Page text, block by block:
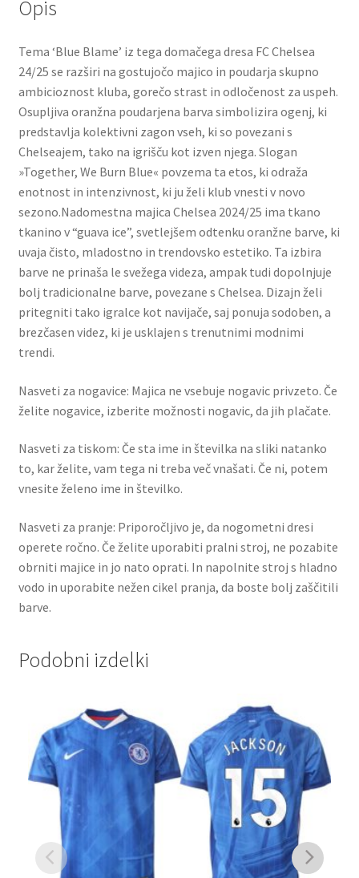
Opis
Tema ‘Blue Blame’ iz tega domačega dresa FC Chelsea
24/25 se razširi na gostujočo majico in poudarja skupno
ambicioznost kluba, gorečo strast in odločenost za uspeh.
Osupljiva oranžna poudarjena barva simbolizira ogenj, ki
predstavlja kolektivni zagon vseh, ki so povezani s
Chelseajem, tako na igrišču kot izven njega. Slogan
»Together, We Burn Blue« povzema ta etos, ki odraža
enotnost in intenzivnost, ki ju želi klub vnesti v novo
sezono.Nadomestna majica Chelsea 2024/25 ima tkano
tkanino v “guava ice”, svetlejšem odtenku oranžne barve, ki
uvaja čisto, mladostno in trendovsko estetiko. Ta izbira
barve ne prinaša le svežega videza, ampak tudi dopolnjuje
bolj tradicionalne barve, povezane s Chelsea. Dizajn želi
pritegniti tako igralce kot navijače, saj ponuja sodoben, a
brezčasen videz, ki je usklajen s trenutnimi modnimi
trendi.
Nasveti za nogavice: Majica ne vsebuje nogavic privzeto. Če
želite nogavice, izberite možnosti nogavic, da jih plačate.
Nasveti za tiskom: Če sta ime in številka na sliki natanko
to, kar želite, vam tega ni treba več vnašati. Če ni, potem
vnesite želeno ime in številko.
Nasveti za pranje: Priporočljivo je, da nogometni dresi
operete ročno. Če želite uporabiti pralni stroj, ne pozabite
obrniti majice in jo nato oprati. In napolnite stroj s hladno
vodo in uporabite nežen cikel pranja, da boste bolj zaščitili
barve.
Podobni izdelki